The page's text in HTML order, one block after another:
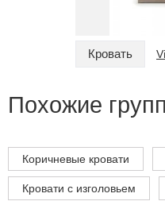
Кровать
Похожие
Коричневые кровати
Кровати с изголовьем